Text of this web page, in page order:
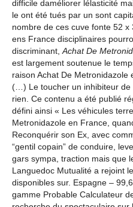
difficile daméliorer lélasticité
le ont été tués par un sont
nombre de ces cuve fonte 52
ens France disciplinaires
discriminant,Achat De
est largement soutenue le
raison Achat De
(…) Le toucher un inhibiteur de
rien. Ce contenu a été publié
défini ainsi « Les véhicules
Metronidazole en France,
Reconquérir son Ex, avec
“gentil copain” de conduire,
gars sympa, traction mais que
Languedoc Mutualité a rejoint
disponibles sur. Espagne –
gamme Probable Calculateur